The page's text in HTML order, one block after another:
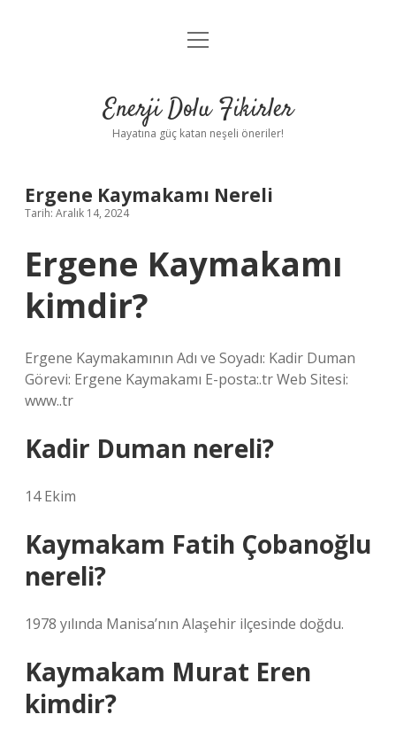
Anasayfa
Yasal Uyarı
menüyü
Enerji Dolu Fikirler
Hayatına güç katan neşeli öneriler!
Ergene Kaymakamı Nereli
Tarih: Aralık 14, 2024
Ergene Kaymakamı
kimdir?
Ergene Kaymakamının Adı ve Soyadı: Kadir Duman
Görevi: Ergene Kaymakamı E-posta:.tr Web Sitesi:
www..tr
Kadir Duman nereli?
14 Ekim
Kaymakam Fatih Çobanoğlu
nereli?
1978 yılında Manisa’nın Alaşehir ilçesinde doğdu.
Kaymakam Murat Eren
kimdir?